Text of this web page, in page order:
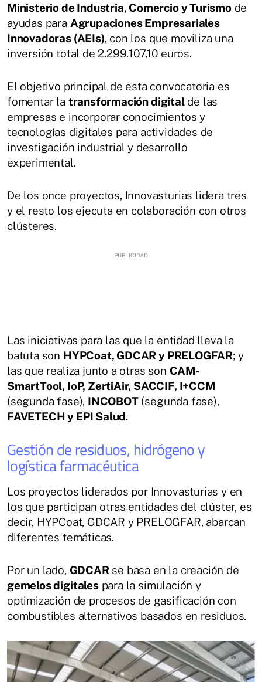
Ministerio de Industria, Comercio y Turismode
ayudas para Agrupaciones Empresariales
Innovadoras (AEIs), con los que moviliza una
inversión total de 2.299.107,10 euros.
El objetivo principal de esta convocatoria es
fomentar la transformación digitalde las
empresas e incorporar conocimientos y
tecnologías digitales para actividades de
investigación industrial y desarrollo
experimental.
De los once proyectos, Innovasturias lidera tres
y el resto los ejecuta en colaboración con otros
clústeres.
Las iniciativas para las que la entidad lleva la
batuta son HYPCoat, GDCAR y PRELOGFAR; y
las que realiza junto a otras son CAM-
SmartTool, IoP, ZertiAir, SACCIF, I+CCM
(segunda fase), INCOBOT(segunda fase),
FAVETECH y EPI Salud.
Gestión de residuos, hidrógeno y
logística farmacéutica
Los proyectos liderados por Innovasturias y en
los que participan otras entidades del clúster, es
decir, HYPCoat, GDCAR y PRELOGFAR, abarcan
diferentes temáticas.
Por un lado, GDCAR se basa en la creación de
gemelos digitalespara la simulación y
optimización de procesos de gasificación con
combustibles alternativos basados en residuos.